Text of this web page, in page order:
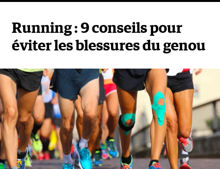
Running : 9 conseils pour
éviter les blessures du genou